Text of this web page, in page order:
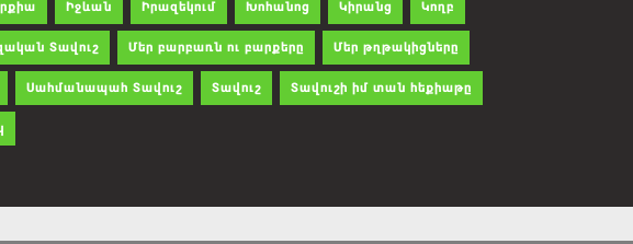
Իջևան Իրազեկում Խոհանոց Կիրանց Կողբ
Տավուշ Մեր բարբառն ու բարքերը Մեր թղթակիցները
Սահմանապահ Տավուշ Տավուշ Տավուշի իմ տան հեքիաթը